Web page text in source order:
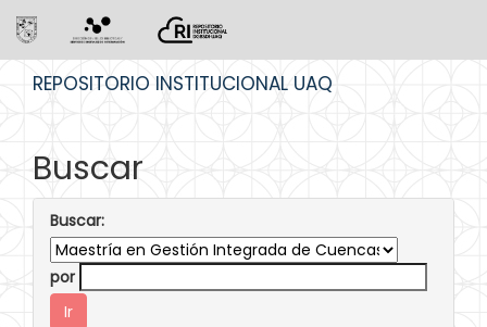
REPOSITORIO INSTITUCIONAL UAQ
Buscar
Buscar:
por